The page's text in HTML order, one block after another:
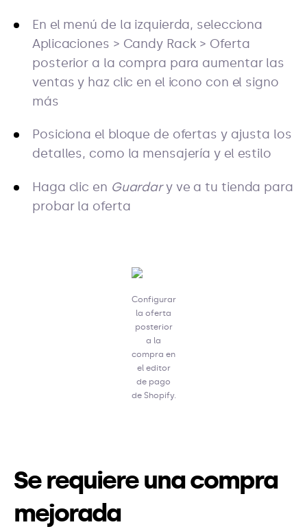
En el menú de la izquierda, selecciona
Aplicaciones > Candy Rack > Oferta
posterior a la compra para aumentar las
ventas y haz clic en el icono con el signo
más
Posiciona el bloque de ofertas y ajusta los
detalles, como la mensajería y el estilo
Haga clic en Guardary ve a tu tienda para
probar la oferta
Configurar
la oferta
posterior
a la
compra en
el editor
de pago
de Shopify.
Se requiere una compra
mejorada